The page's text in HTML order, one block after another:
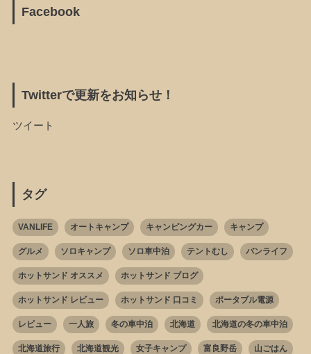
Facebook
Twitterで更新をお知らせ！
ツイート
タグ
VANLIFE オートキャンプ キャンピングカー キャンプ
グルメ ソロキャンプ ソロ車中泊 テントむし バンライフ
ホットサンド オススメ ホットサンド ブログ
ホットサンド レビュー ホットサンド 口コミ ポータブル電源
レビュー 一人旅 冬の車中泊 北海道 北海道の冬の車中泊
北海道旅行 北海道観光 女子キャンプ 富良野岳 山ごはん